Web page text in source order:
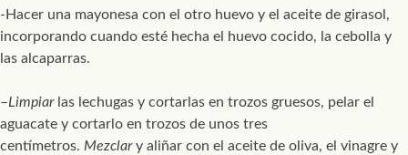
-Hacer una mayonesa con el otro huevo y el aceite de girasol,
incorporando cuando esté hecha el huevo cocido, la cebolla y
las alcaparras.
–Limpiarlas lechugas y cortarlas en trozos gruesos, pelar el
aguacate y cortarlo en trozos de unos tres
centímetros. Mezclary aliñar con el aceite de oliva, el vinagre y